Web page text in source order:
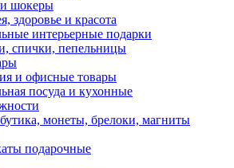
шокеры
здоровье и красота
интерьерные подарки
спички, пепельницы
и офисные товары
посуда и кухонные
монеты, брелоки, магниты
подарочные